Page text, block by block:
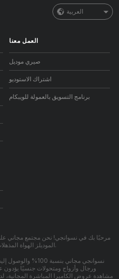
العربية
العمل معنا
صيري موديل
اشتراك الاستوديو
برنامج التسويق بالعمولة للويبكام
مرحبًا بك في نسوانجي! نحن مجتمع مجاني
الموديلز الهواة المذهلات لدينا وهن يؤدين مباشرةً عروض تفاعلية.
نسوانجي مجاني
مشاهدة عروض الكاميرا المباشرة